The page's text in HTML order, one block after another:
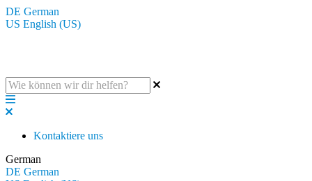
DE German
US English (US)
Kontaktiere uns
German
DE German